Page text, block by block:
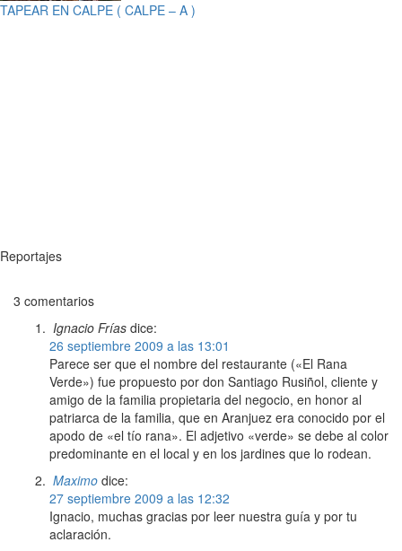
TAPEAR EN CALPE ( CALPE – A )
Reportajes
3 comentarios
Ignacio Frías dice:
26 septiembre 2009 a las 13:01
Parece ser que el nombre del restaurante («El Rana
Verde») fue propuesto por don Santiago Rusiñol, cliente y
amigo de la familia propietaria del negocio, en honor al
patriarca de la familia, que en Aranjuez era conocido por el
apodo de «el tío rana». El adjetivo «verde» se debe al color
predominante en el local y en los jardines que lo rodean.
Maximo dice:
27 septiembre 2009 a las 12:32
Ignacio, muchas gracias por leer nuestra guía y por tu
aclaración.